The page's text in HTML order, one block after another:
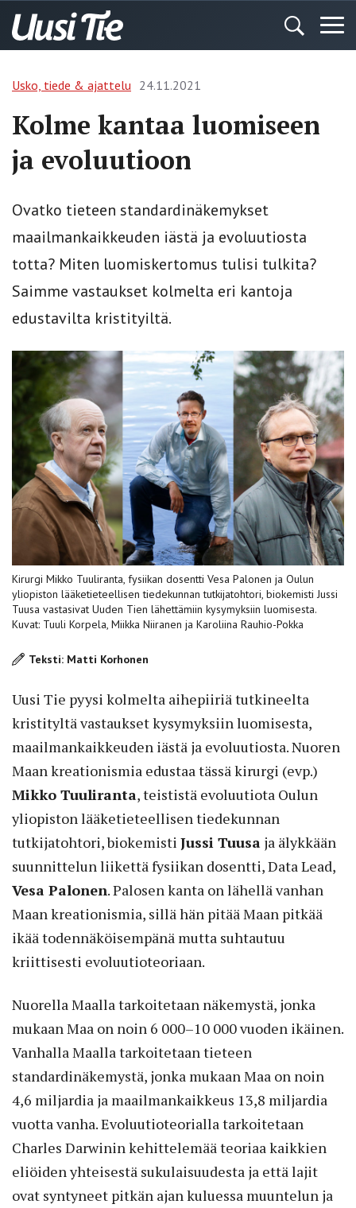
Usko, tiede & ajattelu 24.11.2021
Kolme kantaa luomiseen
ja evoluutioon
Ovatko tieteen standardinäkemykset
maailmankaikkeuden iästä ja evoluutiosta
totta? Miten luomiskertomus tulisi tulkita?
Saimme vastaukset kolmelta eri kantoja
edustavilta kristityiltä.
Kirurgi Mikko Tuuliranta, fysiikan dosentti Vesa Palonen ja Oulun
yliopiston lääketieteellisen tiedekunnan tutkijatohtori, biokemisti Jussi
Tuusa vastasivat Uuden Tien lähettämiin kysymyksiin luomisesta.
Kuvat: Tuuli Korpela, Miikka Niiranen ja Karoliina Rauhio-Pokka
Teksti: Matti Korhonen
Uusi Tie pyysi kolmelta aihepiiriä tutkineelta
kristityltä vastaukset kysymyksiin luomisesta,
maailmankaikkeuden iästä ja evoluutiosta. Nuoren
Maan kreationismia edustaa tässä kirurgi (evp.)
Mikko Tuuliranta, teististä evoluutiota Oulun
yliopiston lääketieteellisen tiedekunnan
tutkijatohtori, biokemisti Jussi Tuusa ja älykkään
suunnittelun liikettä fysiikan dosentti, Data Lead,
Vesa Palonen. Palosen kanta on lähellä vanhan
Maan kreationismia, sillä hän pitää Maan pitkää
ikää todennäköisempänä mutta suhtautuu
kriittisesti evoluutioteoriaan.
Nuorella Maalla tarkoitetaan näkemystä, jonka
mukaan Maa on noin 6 000–10 000 vuoden ikäinen.
Vanhalla Maalla tarkoitetaan tieteen
standardinäkemystä, jonka mukaan Maa on noin
4,6 miljardia ja maailmankaikkeus 13,8 miljardia
vuotta vanha. Evoluutioteorialla tarkoitetaan
Charles Darwinin kehittelemää teoriaa kaikkien
eliöiden yhteisestä sukulaisuudesta ja että lajit
ovat syntyneet pitkän ajan kuluessa muuntelun ja